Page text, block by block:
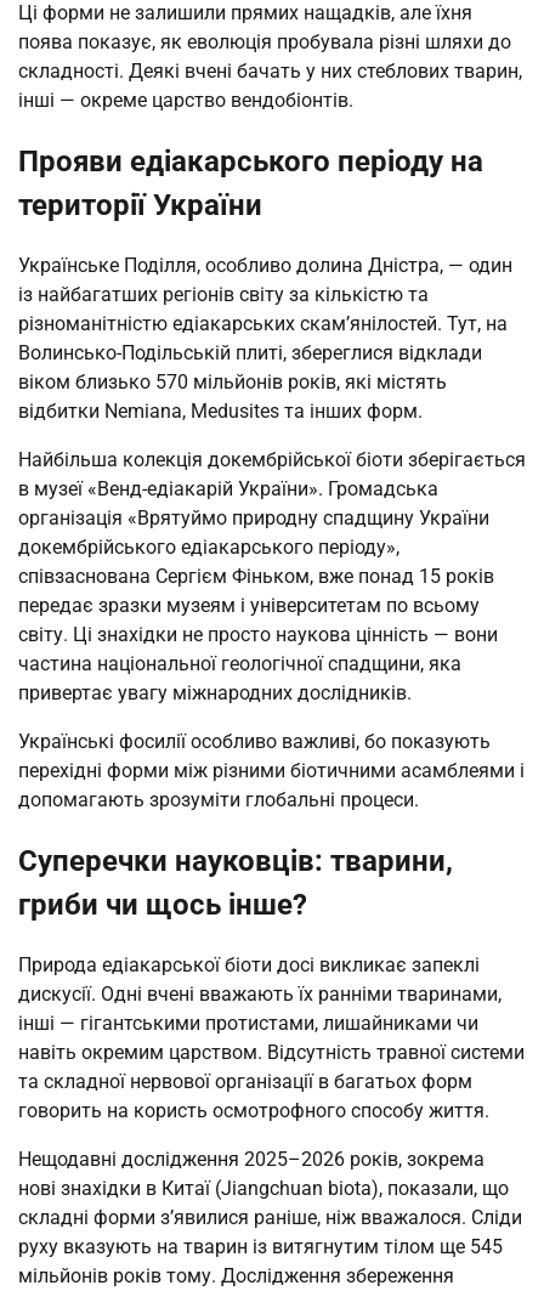
Ці форми не залишили прямих нащадків, але їхня
поява показує, як еволюція пробувала різні шляхи до
складності. Деякі вчені бачать у них стеблових тварин,
інші — окреме царство вендобіонтів.
Прояви едіакарського періоду на
території України
Українське Поділля, особливо долина Дністра, — один
із найбагатших регіонів світу за кількістю та
різноманітністю едіакарських скам’янілостей. Тут, на
Волинсько-Подільській плиті, збереглися відклади
віком близько 570 мільйонів років, які містять
відбитки Nemiana, Medusites та інших форм.
Найбільша колекція докембрійської біоти зберігається
в музеї «Венд-едіакарій України». Громадська
організація «Врятуймо природну спадщину України
докембрійського едіакарського періоду»,
співзаснована Сергієм Фіньком, вже понад 15 років
передає зразки музеям і університетам по всьому
світу. Ці знахідки не просто наукова цінність — вони
частина національної геологічної спадщини, яка
привертає увагу міжнародних дослідників.
Українські фосилії особливо важливі, бо показують
перехідні форми між різними біотичними асамблеями і
допомагають зрозуміти глобальні процеси.
Суперечки науковців: тварини,
гриби чи щось інше?
Природа едіакарської біоти досі викликає запеклі
дискусії. Одні вчені вважають їх ранніми тваринами,
інші — гігантськими протистами, лишайниками чи
навіть окремим царством. Відсутність травної системи
та складної нервової організації в багатьох форм
говорить на користь осмотрофного способу життя.
Нещодавні дослідження 2025–2026 років, зокрема
нові знахідки в Китаї (Jiangchuan biota), показали, що
складні форми з’явилися раніше, ніж вважалося. Сліди
руху вказують на тварин із витягнутим тілом ще 545
мільйонів років тому. Дослідження збереження